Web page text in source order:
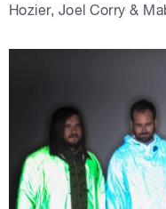
Hozier, Joel Corry &